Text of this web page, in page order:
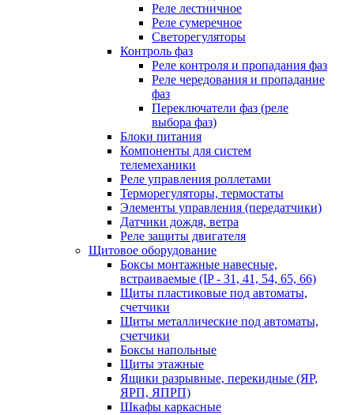
Реле лестничное
Реле сумеречное
Светорегуляторы
Контроль фаз
Реле контроля и пропадания фаз
Реле чередования и пропадание
фаз
Переключатели фаз (реле
выбора фаз)
Блоки питания
Компоненты для систем
телемеханики
Реле управления роллетами
Терморегуляторы, термостаты
Элементы управления (передатчики)
Датчики дождя, ветра
Реле защиты двигателя
Щитовое оборудование
Боксы монтажные навесные,
встраиваемые (IP - 31, 41, 54, 65, 66)
Щиты пластиковые под автоматы,
счетчики
Щиты металлические под автоматы,
счетчики
Боксы напольные
Щиты этажные
Ящики разрывные, перекидные (ЯР,
ЯРП, ЯПРП)
Шкафы каркасные